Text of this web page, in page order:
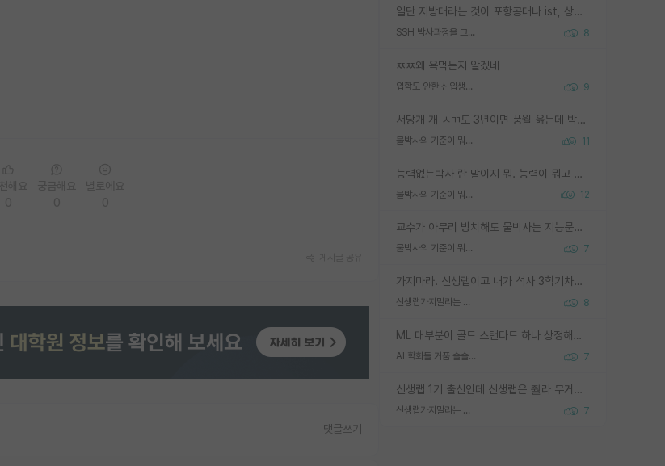
일단 지방대라는 것이 포항공대나 ist, 상위 지거국은 아니라고 생각하겠습니다. 그런곳은 서성한에 비해 소위 대학 네임밸류가 크게 뒤떨어지지는 않으니까요. 대학 이름이 중요하냐? 당연합니다. 대학 이름이 좋아서 좋은 아웃풋이 나오는 것이냐, 좋은 대학은 좋은 사람과 좋은 기회가 몰려있으니 아웃풋도 자연스럽게 좋아지는 것이냐? 대답하기 어려운 문제입니다. 아직 한국 사회에서 학벌을 보는 것도, 특히 이공계를 중심으로 학벌보다는 실적 위주라는 분위기가 형성되는 것도 사실입니다. 지방대 출신으로 전임교수가 될수 있느냐? 가능 불가능을 따지면 당연히 가능입니다. 지방대 박사 출신으로 전임교원이 된 경우가 실제로 있으니까요. 현실적인 가능성이 있느냐? 지금 이정도 대학의 교수가 되고싶다고 생각되는 대학 들어가서 컴공과 교수 목록 켜고 박사 어디서 받았는지 쭉 한번 보세요. 냉정하게 지방대 출신인 분들이 많지는 않으실겁니다.
SSH 박사과정을 그만두고 지방대 박사로 옮기면 교수의 꿈은 끝일까요? 8
ㅉㅉ왜 욕먹는지 알겠네
입학도 안한 신입생이 원래 관심을 받나요 9
서당개 개 ㅅㄲ도 3년이면 풍월 읊는데 박사 5년 이상 대리고 있으면서 물된건 교수 탓 맞는ㄱ게 거기가 서당이 아니란 소리임
물박사의 기준이 뭐임? 11
능력없는박사 란 말이지 뭐. 능력이 뭐고 능력이 있다는게 뭔지는 사람마다 기준이 다르니까 얘기해봐야 서로 자기 기준만 얘기해서 논쟁이 끝이 안나고. 주위에서 능력있고 야심있는 신입생이 교수가 유의미한 피드백을 아예 안주면서 제대로된 과제에 참여해볼 기회도 제공하지 않고 잡일 뺑뺑이만 돌려서 맨날 단순작업만 하면서 밤새다가 눈빛이 점점 죽어가는걸 본 사람은 물박사는 교수탓이라고 하고, 교수는 이것저것 알려도 주고 기회도 주고 사수 동기 붙여주면서 어떻게든 끌고가려고 하는데 본인이 매일 뺀질거리면서 출근 하는둥마는둥 하다가 기껏 와서도 폰이나 쳐다보다가 실험 망치고 저녁약속있어서 먼저 가볼게요~ 하는걸 본 사람은 물박사는 본인탓이라고 함.
물박사의 기준이 뭐임? 12
교수가 아무리 방치해도 물박사는 지능문제고 본인 의지 문제임. 만물 교수탓 하는 애들이 이상한거임.
물박사의 기준이 뭐임? 7
가지마라. 신생랩이고 내가 석사 3학기차인데 최고참인데 나도 아무것도 모르는데 교수가 후배들 왜 논문 교육 안시키냐. 논문 왜 안 써오냐 닦달한다
신생랩가지말라는 이유가 있었구나 8
ML 대부분이 골드 스탠다드 하나 상정해놓고 (벤치마크 데이터셋이 여러 개면 여러 개 상정) 그거 얼마나 잘 맞추나 싸움임 가끔 번뜩이는 설계 철학을 보여주는 논문들도 있지만 대부분 그거 성적 얼마나 더 올리느라에 혈안이 되어 있는 측면이 잇음
AI 학회들 거품 슬슬 지적이 나오네요 7
신생랩 1기 출신인데 신생랩은 줠라 무거운 바벨 같은거임. 들면 대박인데 못들면 깔려 죽음. 아무도 알려주지 않는 환경에서 자생해야하지만, 일단 살아남았다면 그 어떤 사람보다 악착같고 생존력 높은 사람으로 거듭날 수 있음
신생랩가지말라는 이유가 있었구나 7
댓글쓰기